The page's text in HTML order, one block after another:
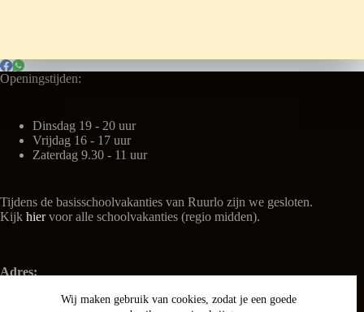
Wij maken gebruik van cookies, zodat je een goede
Openingstijden:
Dinsdag 19 - 20 uur
Vrijdag 16 - 17 uur
Zaterdag 9.30 - 11 uur
Tijdens de basisschoolvakanties van Ruurlo zijn we gesloten.
Kijk hiervoor alle schoolvakanties (regio midden).
Adres:
Nieuwe Weg 3